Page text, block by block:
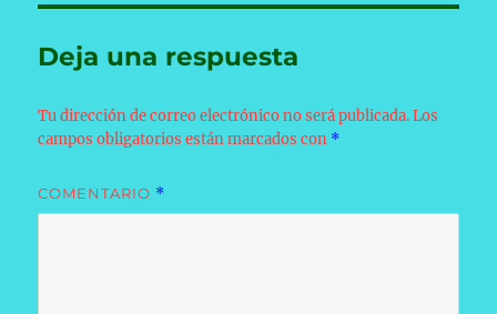
Deja una respuesta
Tu dirección de correo electrónico no será publicada. Los
campos obligatorios están marcados con *
COMENTARIO *